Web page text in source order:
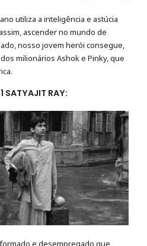
utiliza a inteligência e astúcia
ascender no mundo de
nosso jovem herói consegue,
milionários Ashok e Pinky, que
SATYAJIT RAY:
e desempregado que